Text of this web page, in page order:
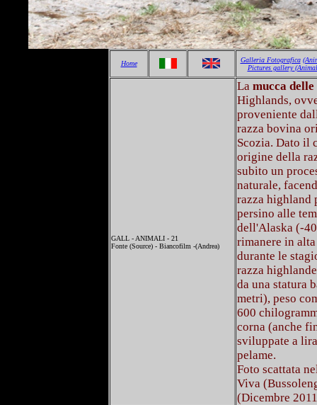
Home Galleria Fotografica
Pictures gallery
GALL - ANIMALI - 21
Fonte (Source) - Biancofilm -(Andrea)
La mucca
Highlands,
proveniente
razza bovina
Scozia. Dato il
origine della
subito un
naturale,
razza highland
persino alle
dell'Alaska (-40
rimanere in
durante le
razza
da una statura
metri), peso
600
corna (anche
sviluppate a
pelame.
Foto scattata
Viva
(Dicembre 2011